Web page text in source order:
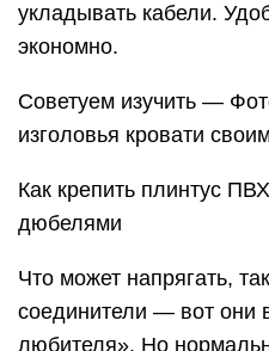
укладывать кабели.
экономно.
Советуем изучить —
изголовья кровати
Как крепить плинтус
дюбелями
Что может напрягать,
соединители — вот они
любителя». Но